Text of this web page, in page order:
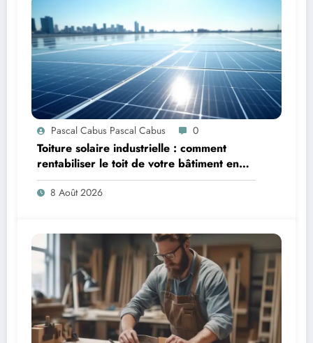
Pascal Cabus Pascal Cabus 0
Toiture solaire industrielle : comment
rentabiliser le toit de votre bâtiment en
2026 ?
8 Août 2026